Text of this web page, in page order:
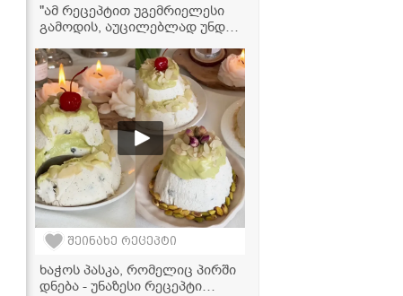
"ამ რეცეპტით უგემრიელესი
გამოდის, აუცილებლად უნდა
კონსერვი მკითხველის
რეცეპტით
შეინახე რეცეპტი
ხაჭოს პასკა, რომელიც პირში
დნება - უნაზესი რეცეპტი